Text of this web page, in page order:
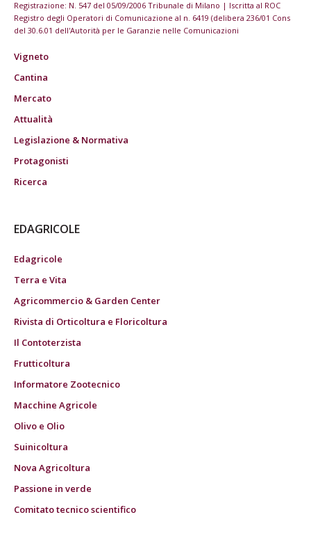
Registrazione: N. 547 del 05/09/2006 Tribunale di Milano | Iscritta al ROC
Registro degli Operatori di Comunicazione al n. 6419 (delibera 236/01 Cons
del 30.6.01 dell'Autorità per le Garanzie nelle Comunicazioni
Vigneto
Cantina
Mercato
Attualità
Legislazione & Normativa
Protagonisti
Ricerca
EDAGRICOLE
Edagricole
Terra e Vita
Agricommercio & Garden Center
Rivista di Orticoltura e Floricoltura
Il Contoterzista
Frutticoltura
Informatore Zootecnico
Macchine Agricole
Olivo e Olio
Suinicoltura
Nova Agricoltura
Passione in verde
Comitato tecnico scientifico